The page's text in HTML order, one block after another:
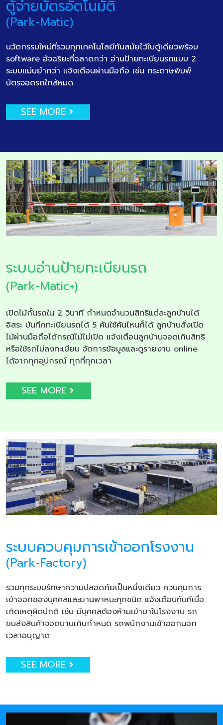
ตู้จ่ายบัตรอัตโนมัติ
(Park-Matic)
นวัตกรรมใหม่ที่รวมทุกเทคโนโลยีทันสมัยไว้ในตู้เดียวพร้อม
software อัจฉริยะที่ฉลาดกว่า อ่านป้ายทะเบียนรถแบบ 2
ระบบแม่นยำกว่า แจ้งเตือนผ่านมือถือ เช่น กระดาษพิมพ์
บัตรจอดรถใกล้หมด
SEE MORE
ระบบอ่านป้ายทะเบียนรถ
(Park-Matic+)
เปิดไม้กั้นรถใน 2 วินาที กำหนดจำนวนสิทธิแต่ละลูกบ้านได้
อิสระ บันทึกทะเบียนรถได้ 5 คันใช้คันไหนก็ได้ ลูกบ้านสั่งเปิด
ไม้ผ่านมือถือได้กรณีไม้ไม่เปิด แจ้งเตือนลูกบ้านจอดเกินสิทธิ
หรือใช้รถไม่ลงทะเบียน จัดการข้อมูลและดูรายงาน online
ได้จากทุกอุปกรณ์ ทุกที่ทุกเวลา
SEE MORE
ระบบควบคุมการเข้าออกโรงงาน
(Park-Factory)
รวมทุกระบบรักษาความปลอดภัยเป็นหนึ่งเดียว ควบคุมการ
เข้าออกของบุคคลและยานพาหนะทุกชนิด แจ้งเตือนทันทีเมื่อ
เกิดเหตุผิดปกติ เช่น มีบุคคลต้องห้ามเข้ามาในโรงงาน รถ
ขนส่งสินค้าจอดนานเกินกำหนด รถพนักงานเข้าออกนอก
เวลาอนุญาต
SEE MORE